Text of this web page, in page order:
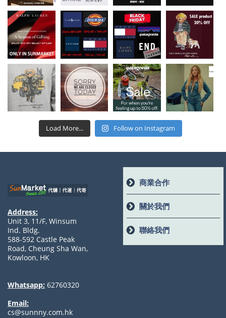
Load More... Follow on Instagram
Address:
Unit 3, 11/F, Winsum
Ind. Bldg.
588-592 Castle Peak
Road, Cheung Sha Wan,
Kowloon, HK
Whatsapp: 62760320
Email:
cs@sunnny.com.hk
商業合作
關於我們
聯絡我們